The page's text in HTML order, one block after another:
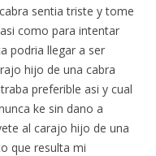
sentia triste y tome
como para intentar
podria llegar a ser
hijo de una cabra
preferible asi y cual
ke sin dano a
al carajo hijo de una
que resulta mi